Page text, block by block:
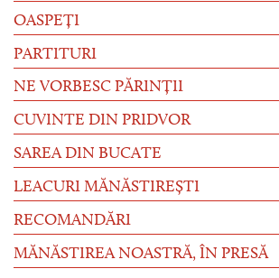
OASPEȚI
PARTITURI
NE VORBESC PĂRINȚII
CUVINTE DIN PRIDVOR
SAREA DIN BUCATE
LEACURI MĂNĂSTIREȘTI
RECOMANDĂRI
MĂNĂSTIREA NOASTRĂ, ÎN PRESĂ